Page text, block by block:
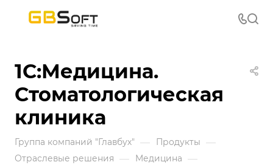
1С:Медицина.
Стоматологическая
клиника
Группа компаний "Главбух" — Продукты —
Отраслевые решения — Медицина —